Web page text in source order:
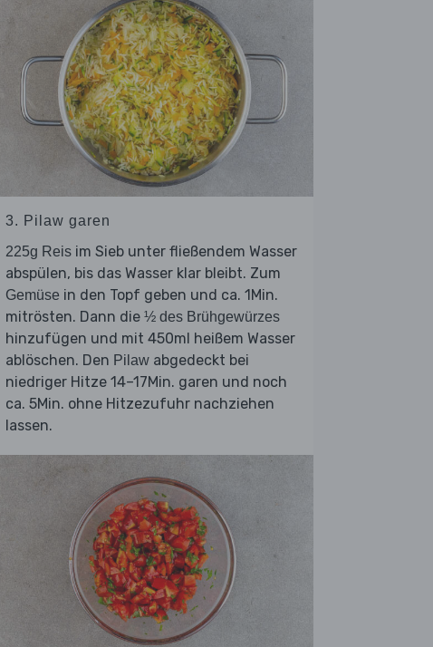
3. Pilaw garen
225g Reis im Sieb unter fließendem Wasser
abspülen, bis das Wasser klar bleibt. Zum
Gemüse in den Topf geben und ca. 1Min.
mitrösten. Dann die ½ des Brühgewürzes
hinzufügen und mit 450ml heißem Wasser
ablöschen. Den Pilaw abgedeckt bei
niedriger Hitze 14–17Min. garen und noch
ca. 5Min. ohne Hitzezufuhr nachziehen
lassen.